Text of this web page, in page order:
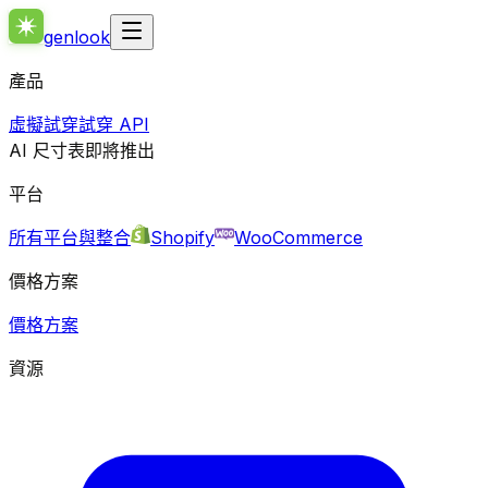
genlook
產品
虛擬試穿試穿 API
AI 尺寸表即將推出
平台
所有平台與整合
Shopify
WooCommerce
價格方案
價格方案
資源